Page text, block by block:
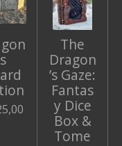
The
Dragon
’s Gaze:
Fantas
y Dice
Box &
Tome